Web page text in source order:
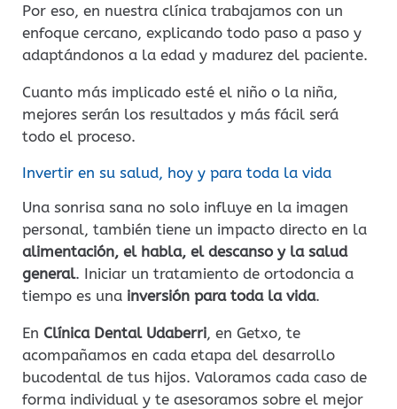
Por eso, en nuestra clínica trabajamos con un
enfoque cercano, explicando todo paso a paso y
adaptándonos a la edad y madurez del paciente.
Cuanto más implicado esté el niño o la niña,
mejores serán los resultados y más fácil será
todo el proceso.
Invertir en su salud, hoy y para toda la vida
Una sonrisa sana no solo influye en la imagen
personal, también tiene un impacto directo en la
alimentación, el habla, el descanso y la salud
general. Iniciar un tratamiento de ortodoncia a
tiempo es una inversión para toda la vida.
En Clínica Dental Udaberri, en Getxo, te
acompañamos en cada etapa del desarrollo
bucodental de tus hijos. Valoramos cada caso de
forma individual y te asesoramos sobre el mejor